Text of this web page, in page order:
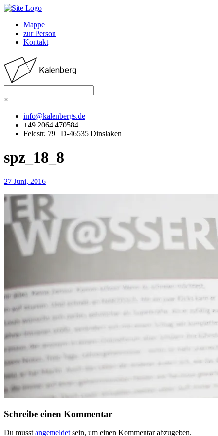
Mappe
zur Person
Kontakt
×
info@kalenbergs.de
+49 2064 470584
Feldstr. 79 | D-46535 Dinslaken
spz_18_8
27 Juni, 2016
Schreibe einen Kommentar
Du musst angemeldet sein, um einen Kommentar abzugeben.